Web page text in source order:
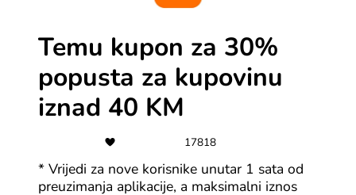
odabrane artikle
Svi DHgate kuponi
-15%
Svi ChicMe kuponi
Temu kupon za 30%
popusta za kupovinu
iznad 40 KM
17818
* Vrijedi za nove korisnike unutar 1 sata od
preuzimanja aplikacije, a maksimalni iznos